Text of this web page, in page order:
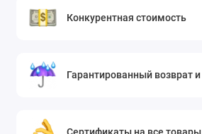
Конкурентная стоимость
Гарантированный возврат